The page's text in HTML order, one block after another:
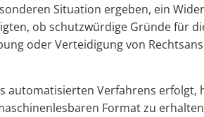
Situation ergeben, ein
ob schutzwürdige Gründe für
oder Verteidigung von
Verfahrens erfolgt,
Format zu